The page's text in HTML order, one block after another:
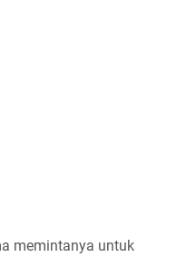
memintanya untuk